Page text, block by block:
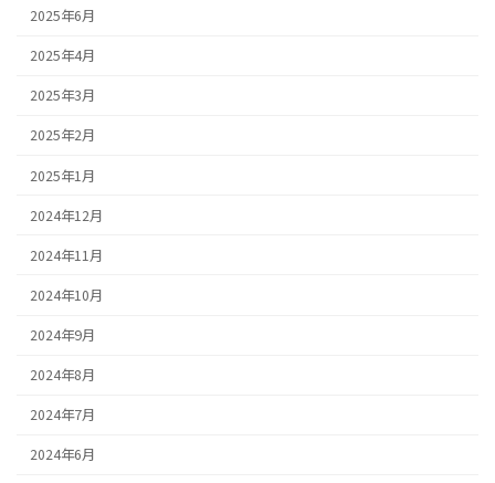
2025年6月
2025年4月
2025年3月
2025年2月
2025年1月
2024年12月
2024年11月
2024年10月
2024年9月
2024年8月
2024年7月
2024年6月